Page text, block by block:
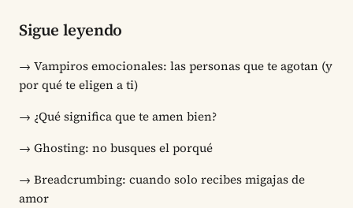
Sigue leyendo
→ Vampiros emocionales: las personas que te agotan (y
por qué te eligen a ti)
→ ¿Qué significa que te amen bien?
→ Ghosting: no busques el porqué
→ Breadcrumbing: cuando solo recibes migajas de
amor